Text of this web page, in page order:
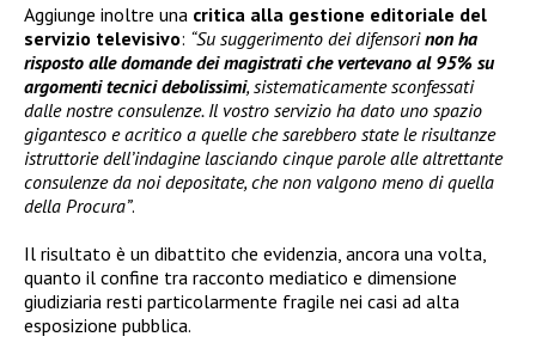
Aggiunge inoltre una critica alla gestione editoriale del
servizio televisivo: “Su suggerimento dei difensorinon ha
risposto alle domande dei magistrati che vertevano al 95% su
argomenti tecnici debolissimi, sistematicamente sconfessati
dalle nostre consulenze. Il vostro servizio ha dato uno spazio
gigantesco e acritico a quelle che sarebbero state le risultanze
istruttorie dell’indagine lasciando cinque parole alle altrettante
consulenze da noi depositate, che non valgono meno di quella
della Procura”.
Il risultato è un dibattito che evidenzia, ancora una volta,
quanto il confine tra racconto mediatico e dimensione
giudiziaria resti particolarmente fragile nei casi ad alta
esposizione pubblica.